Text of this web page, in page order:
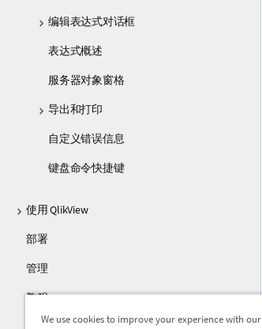
编辑表达式对话框
表达式概述
服务器对象窗格
导出和打印
自定义错误信息
键盘命令快捷键
使用 QlikView
部署
管理
教程
We use cookies to improve your experience with